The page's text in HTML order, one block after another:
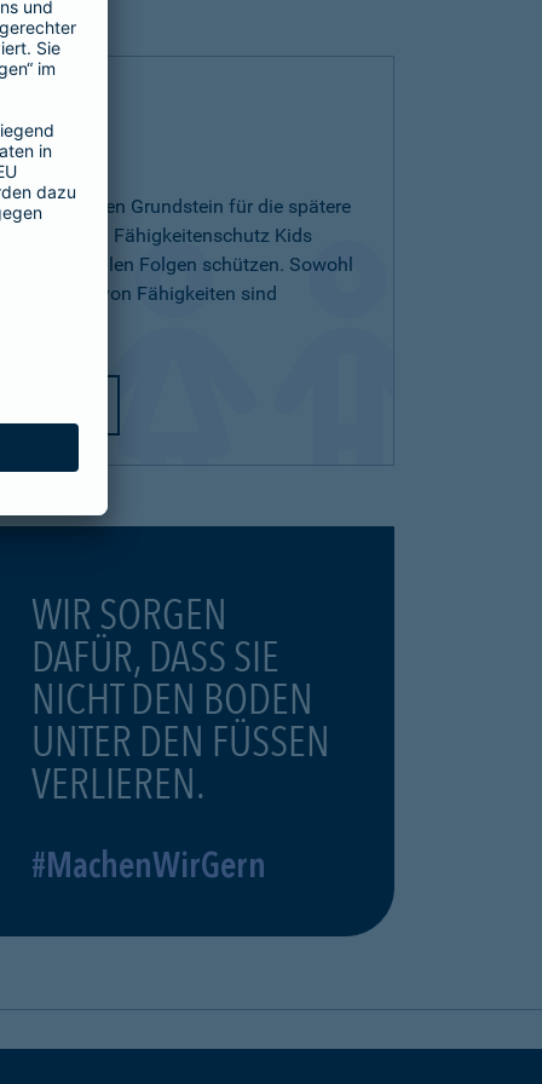
und den Grundstein für die spätere
Mit dem Fähigkeitenschutz Kids
finanziellen Folgen schützen. Sowohl
von Fähigkeiten sind
WIR SORGEN
DAFÜR, DASS SIE
NICHT DEN BODEN
UNTER DEN FÜSSEN
VERLIEREN.
#MachenWirGern